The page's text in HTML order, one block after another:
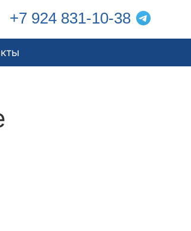
+7 924 831-10-38